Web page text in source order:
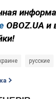
OBOZ.UA и
русские